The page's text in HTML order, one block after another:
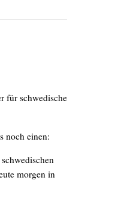
für schwedische
noch einen:
morgen in